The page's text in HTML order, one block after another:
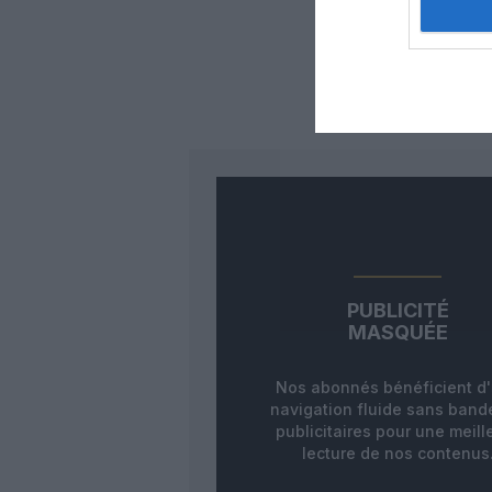
PUBLICITÉ
MASQUÉE
Nos abonnés bénéficient
navigation fluide sans
publicitaires pour une
lecture de nos contenus.